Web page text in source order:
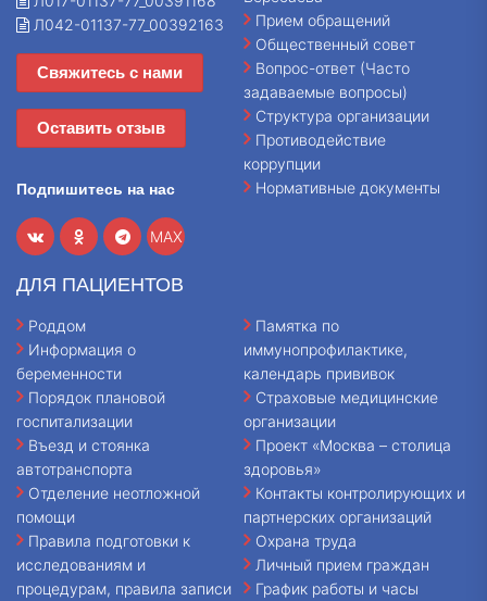
Л042-01137-77_00392163
Свяжитесь с нами
Оставить отзыв
Подпишитесь на нас
MAX
Прием обращений
Общественный совет
Вопрос-ответ (Часто
задаваемые вопросы)
Структура организации
Противодействие
коррупции
Нормативные документы
ДЛЯ ПАЦИЕНТОВ
Роддом
Информация о
беременности
Порядок плановой
госпитализации
Въезд и стоянка
автотранспорта
Отделение неотложной
помощи
Правила подготовки к
исследованиям и
процедурам, правила записи
Памятка по
иммунопрофилактике,
календарь прививок
Страховые медицинские
организации
Проект «Москва – столица
здоровья»
Контакты контролирующих и
партнерских организаций
Охрана труда
Личный прием граждан
График работы и часы